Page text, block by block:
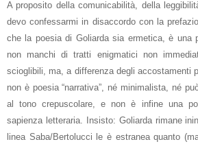
A proposito della comunicabilità, della
devo confessarmi in disaccordo con la
che la poesia di Goliarda sia ermetica, è una
non manchi di tratti enigmatici non
scioglibili, ma, a differenza degli accostamenti
non è poesia “narrativa”, né minimalista, né
al tono crepuscolare, e non è infine una
sapienza letteraria. Insisto: Goliarda rimane
linea Saba/Bertolucci le è estranea quanto